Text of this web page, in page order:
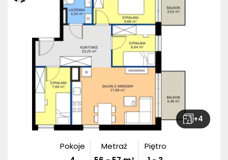
+4
Pokoje
Metraż
Piętro